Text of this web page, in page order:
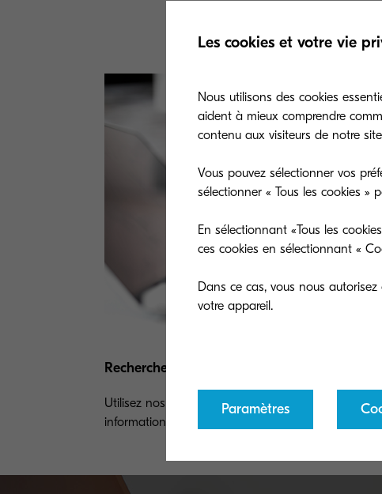
Recherche avancée
Utilisez nos connaissances et trouver les
informations techniques dont vous avez besoin.
Les cookies et votre vie
Nous utilisons des cookies
aident à mieux comprendre
contenu aux visiteurs de notre
Vous pouvez sélectionner vos
sélectionner « Tous les cookies »
En sélectionnant «Tous les
ces cookies en sélectionnant «
Dans ce cas, vous nous
votre appareil.
Paramètres